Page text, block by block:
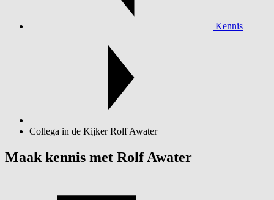
Kennis
Collega in de Kijker Rolf Awater
Maak kennis met Rolf Awater